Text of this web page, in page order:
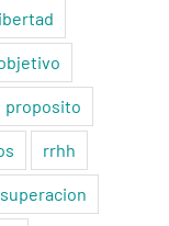
proposito
rrhh
superacion